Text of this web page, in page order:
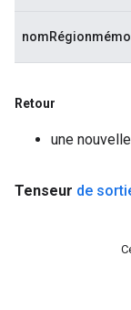
Retour
une
Tenseur de